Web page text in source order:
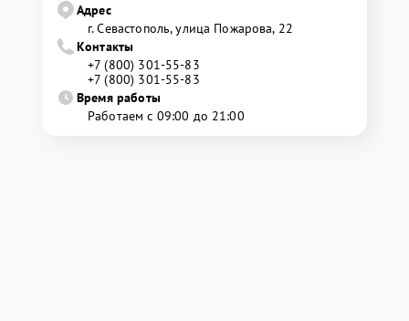
Адрес
г. Севастополь, улица Пожарова, 22
Контакты
+7 (800) 301-55-83
+7 (800) 301-55-83
Время работы
Работаем с 09:00 до 21:00